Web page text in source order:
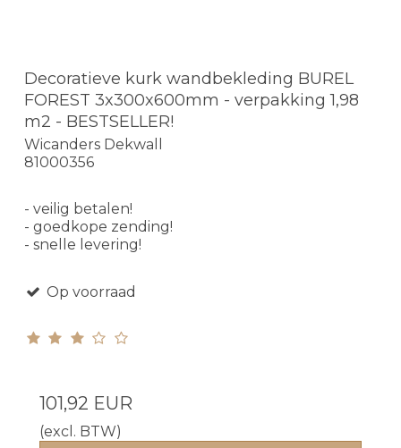
Decoratieve kurk wandbekleding BUREL
FOREST 3x300x600mm - verpakking 1,98
m2 - BESTSELLER!
Wicanders Dekwall
81000356
- veilig betalen!
- goedkope zending!
- snelle levering!
Op voorraad
101,92 EUR
(excl. BTW)